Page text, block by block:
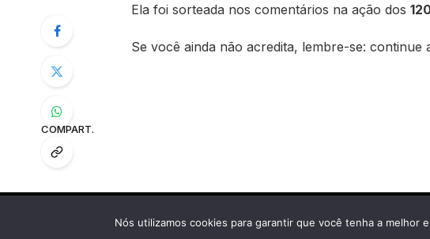
Ela foi sorteada nos comentários na ação dos
Se você ainda não acredita, lembre-se:
COMPART.
© Copyright 2025 Cherminho Premiações
Nós utilizamos cookies para garantir que você tenha a